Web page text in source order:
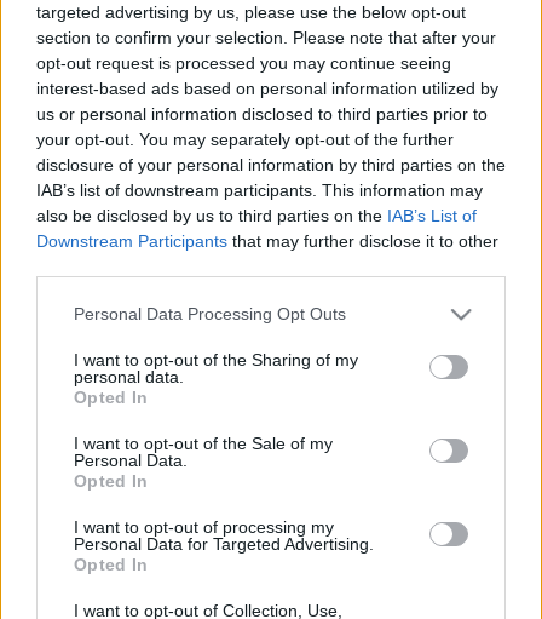
targeted advertising by us, please use the below opt-out
section to confirm your selection. Please note that after your
opt-out request is processed you may continue seeing
interest-based ads based on personal information utilized by
us or personal information disclosed to third parties prior to
your opt-out. You may separately opt-out of the further
disclosure of your personal information by third parties on the
IAB’s list of downstream participants. This information may
also be disclosed by us to third parties on the IAB’s List of
Downstream Participants that may further disclose it to other
Please note that this website/app uses one or more Google
not limited to your visit or usage behaviour. You may click to
grant or deny consent to Google and its third-party tags to
use your data for below specified purposes in below Google
consent section.
Personal Data Processing Opt Outs
I want to opt-out of the Sharing of my
personal data.
Opted In
I want to opt-out of the Sale of my
Personal Data.
Opted In
I want to opt-out of processing my
Personal Data for Targeted Advertising.
Opted In
I want to opt-out of Collection, Use,
LEGFRISSEBB
Országos hírek
Megérkezett az eső a Duna vízgyűjtőjére
Aktuális
Paks II.: Mit jelent az 5. blokk új
árnyékában?
másodfokúra csökken a riasztás